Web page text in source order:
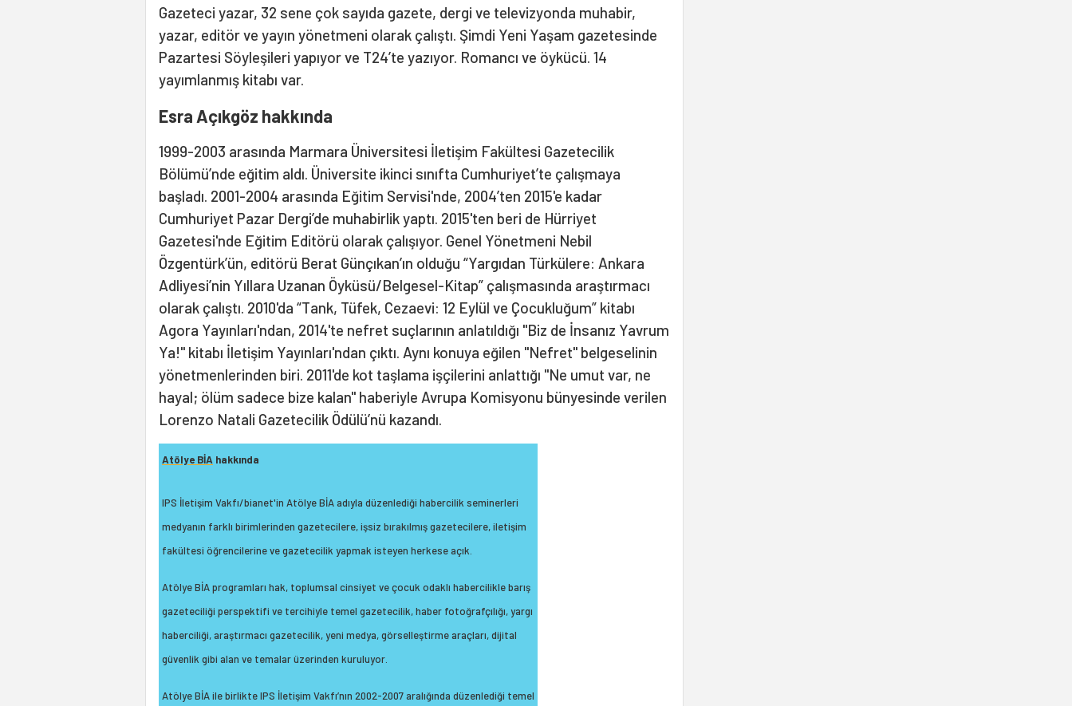
Gazeteci yazar, 32 sene çok sayıda gazete, dergi ve televizyonda muhabir,
yazar, editör ve yayın yönetmeni olarak çalıştı. Şimdi Yeni Yaşam gazetesinde
Pazartesi Söyleşileri yapıyor ve T24’te yazıyor. Romancı ve öykücü. 14
yayımlanmış kitabı var.
Esra Açıkgöz hakkında
1999-2003 arasında Marmara Üniversitesi İletişim Fakültesi Gazetecilik
Bölümü’nde eğitim aldı. Üniversite ikinci sınıfta Cumhuriyet’te çalışmaya
başladı. 2001-2004 arasında Eğitim Servisi'nde, 2004’ten 2015'e kadar
Cumhuriyet Pazar Dergi’de muhabirlik yaptı. 2015'ten beri de Hürriyet
Gazetesi'nde Eğitim Editörü olarak çalışıyor. Genel Yönetmeni Nebil
Özgentürk’ün, editörü Berat Günçıkan’ın olduğu “Yargıdan Türkülere: Ankara
Adliyesi’nin Yıllara Uzanan Öyküsü/Belgesel-Kitap” çalışmasında araştırmacı
olarak çalıştı. 2010'da “Tank, Tüfek, Cezaevi: 12 Eylül ve Çocukluğum” kitabı
Agora Yayınları'ndan, 2014'te nefret suçlarının anlatıldığı "Biz de İnsanız Yavrum
Ya!" kitabı İletişim Yayınları'ndan çıktı. Aynı konuya eğilen "Nefret" belgeselinin
yönetmenlerinden biri. 2011'de kot taşlama işçilerini anlattığı "Ne umut var, ne
hayal; ölüm sadece bize kalan" haberiyle Avrupa Komisyonu bünyesinde verilen
Lorenzo Natali Gazetecilik Ödülü’nü kazandı.
Atölye BİA hakkında
IPS İletişim Vakfı/bianet'in Atölye BİA adıyla düzenlediği habercilik seminerleri
medyanın farklı birimlerinden gazetecilere, işsiz bırakılmış gazetecilere, iletişim
fakültesi öğrencilerine ve gazetecilik yapmak isteyen herkese açık.
Atölye BİA programları hak, toplumsal cinsiyet ve çocuk odaklı habercilikle barış
gazeteciliği perspektifi ve tercihiyle temel gazetecilik, haber fotoğrafçılığı, yargı
haberciliği, araştırmacı gazetecilik, yeni medya, görselleştirme araçları, dijital
güvenlik gibi alan ve temalar üzerinden kuruluyor.
Atölye BİA ile birlikte IPS İletişim Vakfı’nın 2002-2007 aralığında düzenlediği temel